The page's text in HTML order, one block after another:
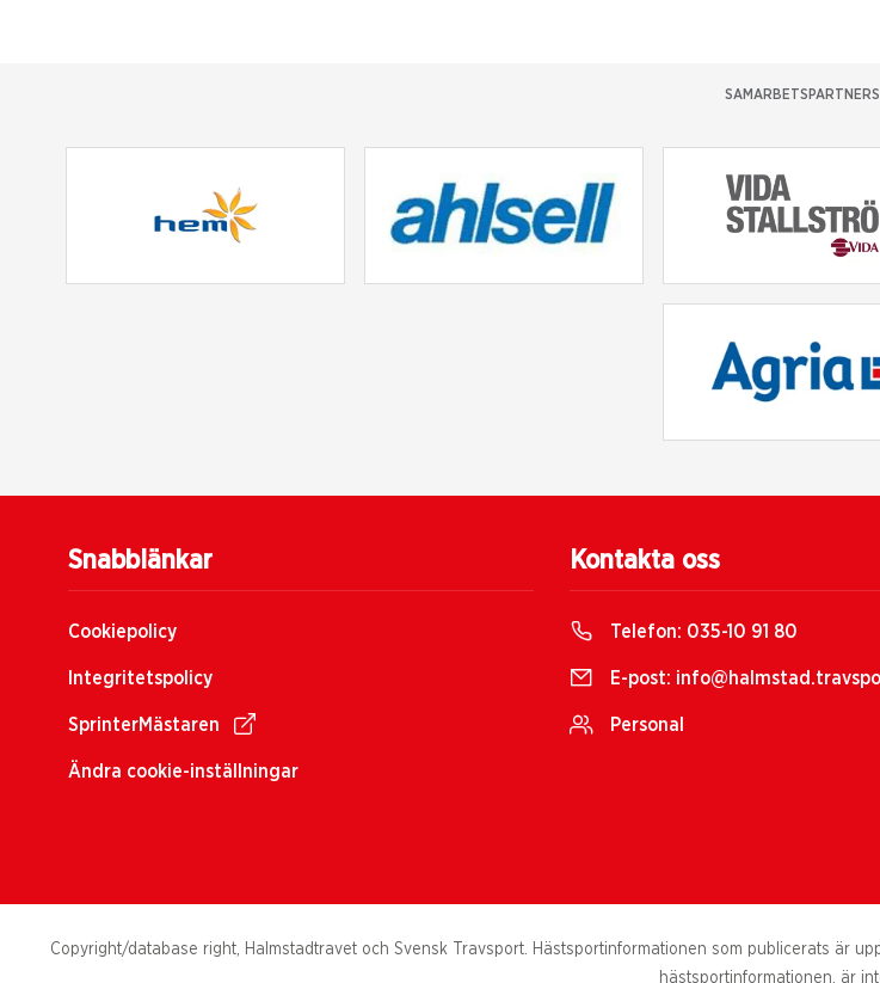
SAMARBETSPARTNERS
Snabblänkar
Cookiepolicy
Integritetspolicy
SprinterMästaren
Ändra cookie-inställningar
Kontakta oss
Telefon: 035-10 91 80
E-post:
Personal
Copyright/database right, Halmstadtravet och Svensk Travsport. Hästsportinformationen som publicerats är
hästsportinformationen, är